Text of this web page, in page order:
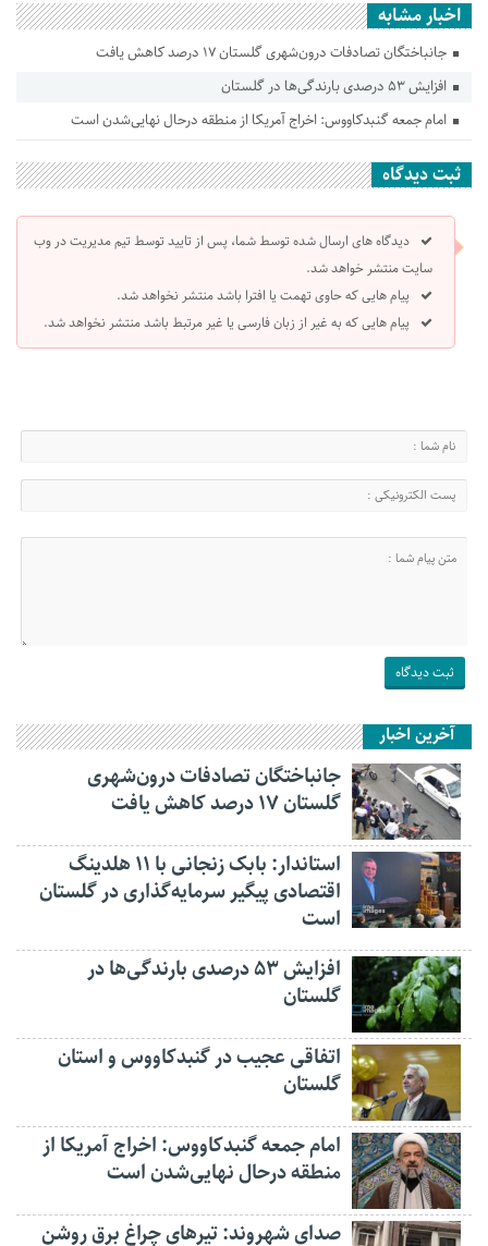
اخبار مشابه
جانباختگان تصادفات درون‌شهری گلستان ۱۷ درصد کاهش یافت
افزایش ۵۳ درصدی بارندگی‌ها در گلستان
امام جمعه گنبدکاووس: اخراج آمریکا از منطقه درحال نهایی‌شدن است
ثبت دیدگاه
دیدگاه های ارسال شده توسط شما، پس از تایید توسط تیم مدیریت در وب
سایت منتشر خواهد شد.
پیام هایی که حاوی تهمت یا افترا باشد منتشر نخواهد شد.
پیام هایی که به غیر از زبان فارسی یا غیر مرتبط باشد منتشر نخواهد شد.
آخرین اخبار
جانباختگان تصادفات درون‌شهری
گلستان ۱۷ درصد کاهش یافت
استاندار: بابک زنجانی با ۱۱ هلدینگ
اقتصادی پیگیر سرمایه‌گذاری در گلستان
است
افزایش ۵۳ درصدی بارندگی‌ها در
گلستان
اتفاقی عجیب در‌ گنبدکاووس و استان
گلستان
امام جمعه گنبدکاووس: اخراج آمریکا از
منطقه درحال نهایی‌شدن است
صدای شهروند: تیرهای چراغ برق روشن